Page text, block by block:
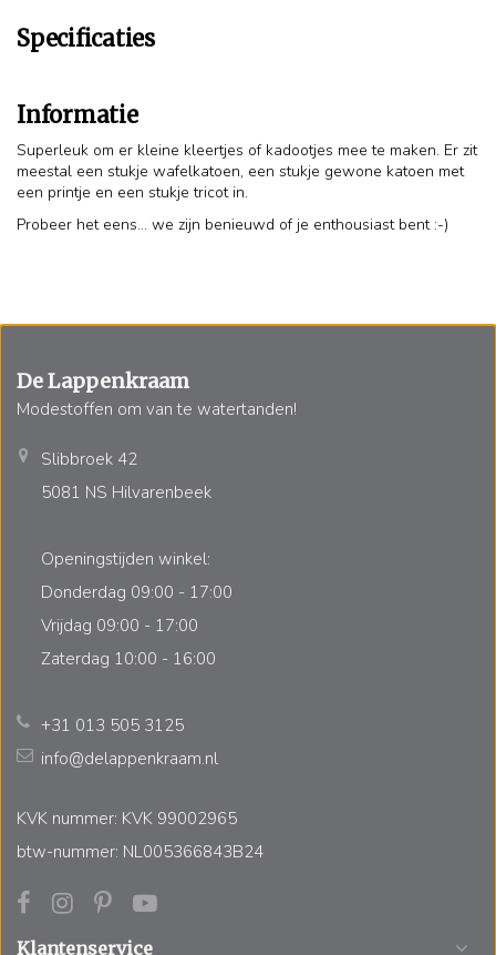
Specificaties
Informatie
Superleuk om er kleine kleertjes of kadootjes mee te maken. Er zit
meestal een stukje wafelkatoen, een stukje gewone katoen met
een printje en een stukje tricot in.
Probeer het eens... we zijn benieuwd of je enthousiast bent :-)
De Lappenkraam
Modestoffen om van te watertanden!
Slibbroek 42
5081 NS Hilvarenbeek
Openingstijden winkel:
Donderdag 09:00 - 17:00
Vrijdag 09:00 - 17:00
Zaterdag 10:00 - 16:00
+31 013 505 3125
info@delappenkraam.nl
KVK nummer: KVK 99002965
btw-nummer: NL005366843B24
Klantenservice